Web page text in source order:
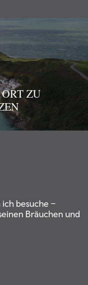
ZU
ich besuche –
Bräuchen und